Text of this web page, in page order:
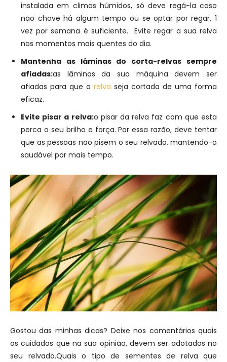
instalada em climas húmidos, só deve regá-la caso
não chove há algum tempo ou se optar por regar, 1
vez por semana é suficiente. Evite regar a sua relva
nos momentos mais quentes do dia.
Mantenha as lâminas do corta-relvas sempre
afiadas:as lâminas da sua máquina devem ser
afiadas para que a relva seja cortada de uma forma
eficaz.
Evite pisar a relva:o pisar da relva faz com que esta
perca o seu brilho e força. Por essa razão, deve tentar
que as pessoas não pisem o seu relvado, mantendo-o
saudável por mais tempo.
Gostou das minhas dicas? Deixe nos comentários quais
os cuidados que na sua opinião, devem ser adotados no
seu relvado.Quais o tipo de sementes de relva que